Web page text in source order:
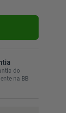
do
na BB